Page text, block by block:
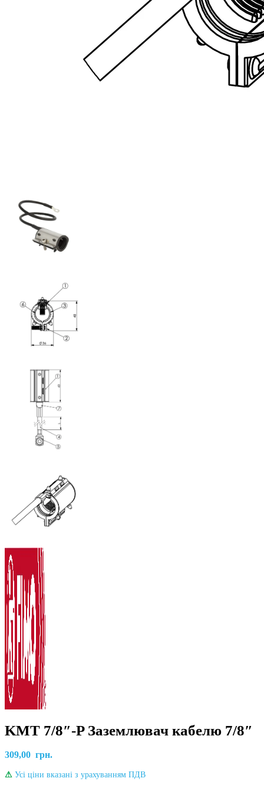
KMT 7/8″-P Заземлювач кабелю 7/8″
309,00 грн.
⚠ Усі ціни вказані з урахуванням ПДВ